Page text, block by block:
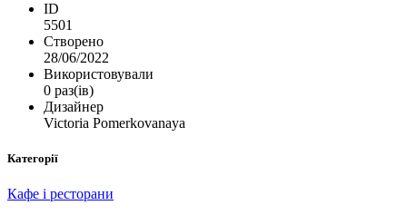
ID
5501
Створено
28/06/2022
Використовували
0 раз(ів)
Дизайнер
Victoria Pomerkovanaya
Категорії
Кафе і ресторани